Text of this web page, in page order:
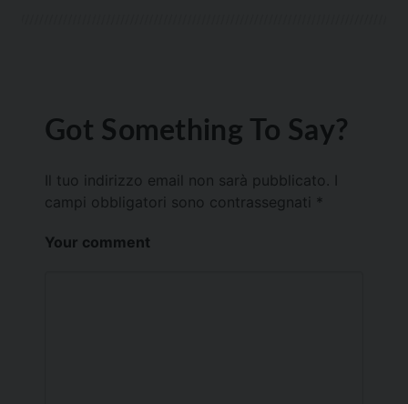
Got Something To Say?
Il tuo indirizzo email non sarà pubblicato.
campi obbligatori sono contrassegnati *
Your comment